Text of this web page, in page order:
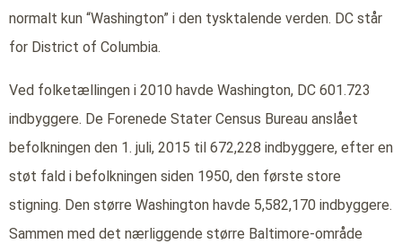
normalt kun “Washington” i den tysktalende verden. DC står
for District of Columbia.
Ved folketællingen i 2010 havde Washington, DC 601.723
indbyggere. De Forenede Stater Census Bureau anslået
befolkningen den 1. juli, 2015 til 672,228 indbyggere, efter en
støt fald i befolkningen siden 1950, den første store
stigning. Den større Washington havde 5,582,170 indbyggere.
Sammen med det nærliggende større Baltimore-område